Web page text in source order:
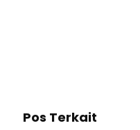
Pos Terkait